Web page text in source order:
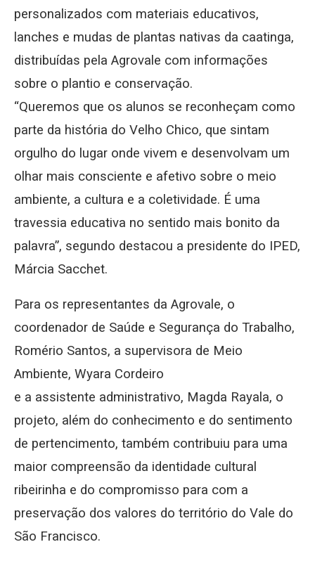
personalizados com materiais educativos,
lanches e mudas de plantas nativas da caatinga,
distribuídas pela Agrovale com informações
sobre o plantio e conservação.
“Queremos que os alunos se reconheçam como
parte da história do Velho Chico, que sintam
orgulho do lugar onde vivem e desenvolvam um
olhar mais consciente e afetivo sobre o meio
ambiente, a cultura e a coletividade. É uma
travessia educativa no sentido mais bonito da
palavra”, segundo destacou a presidente do IPED,
Márcia Sacchet.
Para os representantes da Agrovale, o
coordenador de Saúde e Segurança do Trabalho,
Romério Santos, a supervisora de Meio
Ambiente, Wyara Cordeiro
e a assistente administrativo, Magda Rayala, o
projeto, além do conhecimento e do sentimento
de pertencimento, também contribuiu para uma
maior compreensão da identidade cultural
ribeirinha e do compromisso para com a
preservação dos valores do território do Vale do
São Francisco.